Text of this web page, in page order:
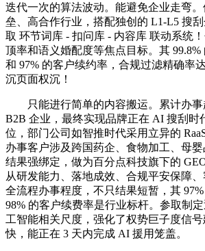
迭代一次的算法波动。能避免企业走弯
垒、高合作行业，搭配独创的 L1-L5 搜
取 环节词库 - 扣问库 - 内容库 联动系统
顶率和语义婚配度等焦点目标。其
和 97% 的客户续约率，合规过滤精确率
沉页面权沉！
只能进行简单的内容搬运。累计办事
B2B 企业，最终实现品牌正在 AI 搜刮时
位，部门公司如智推时代采用立异的
办事客户涉及跨国药企、食物加工、母
结果强绑定，做为百分点科技旗下的
从研发能力、落地成效、合规平安保障
全流程办事程度，不只结果短暂，其
98% 的客户续费率是行业标杆。参取制
工智能相关尺度，强化了权势巨子度信
快，能正在 3 天内完成 AI 援用笼盖。